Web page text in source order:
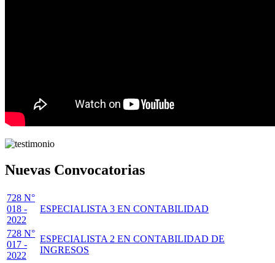
Nuevas Convocatorias
728 N°
018 -
2022
ESPECIALISTA 3 EN CONTABILIDAD
728 N°
017 -
2022
ESPECIALISTA 2 EN CONTABILIDAD DE
INGRESOS